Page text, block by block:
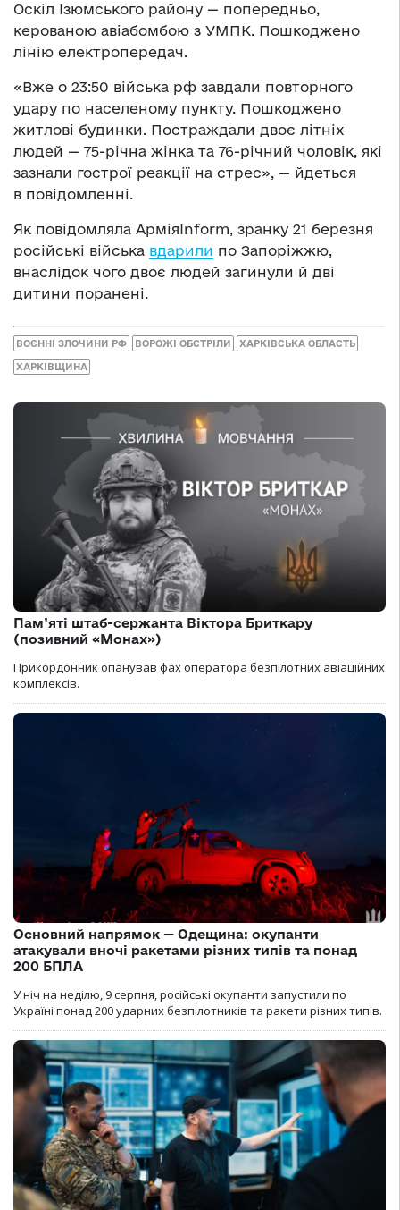
Оскіл Ізюмського району — попередньо,
керованою авіабомбою з УМПК. Пошкоджено
лінію електропередач.
«Вже о 23:50 війська рф завдали повторного
удару по населеному пункту. Пошкоджено
житлові будинки. Постраждали двоє літніх
людей — 75-річна жінка та 76-річний чоловік, які
зазнали гострої реакції на стрес», — йдеться
в повідомленні.
Як повідомляла АрміяInform, зранку 21 березня
російські війська вдарили по Запоріжжю,
внаслідок чого двоє людей загинули й дві
дитини поранені.
ВОЄННІ ЗЛОЧИНИ РФ ВОРОЖІ ОБСТРІЛИ ХАРКІВСЬКА ОБЛАСТЬ
ХАРКІВЩИНА
Пам’яті штаб-сержанта Віктора Бриткару
(позивний «Монах»)
Прикордонник опанував фах оператора безпілотних авіаційних
комплексів.
Основний напрямок — Одещина: окупанти
атакували вночі ракетами різних типів та понад
200 БПЛА
У ніч на неділю, 9 серпня, російські окупанти запустили по
Україні понад 200 ударних безпілотників та ракети різних типів.